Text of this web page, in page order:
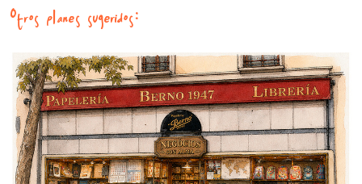
Otros planes sugeridos: